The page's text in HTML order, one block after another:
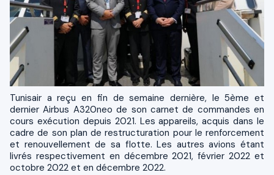
Tunisair a reçu en fin de semaine dernière, le 5ème et
dernier Airbus A320neo de son carnet de commandes en
cours exécution depuis 2021. Les appareils, acquis dans le
cadre de son plan de restructuration pour le renforcement
et renouvellement de sa flotte. Les autres avions étant
livrés respectivement en décembre 2021, février 2022 et
octobre 2022 et en décembre 2022.